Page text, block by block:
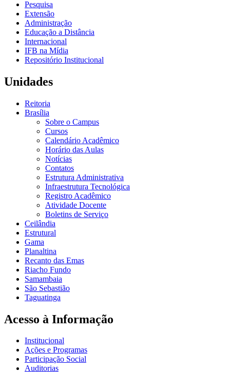
Pesquisa
Extensão
Administração
Educação a Distância
Internacional
IFB na Mídia
Repositório Institucional
Unidades
Reitoria
Brasília
Sobre o Campus
Cursos
Calendário Acadêmico
Horário das Aulas
Notícias
Contatos
Estrutura Administrativa
Infraestrutura Tecnológica
Registro Acadêmico
Atividade Docente
Boletins de Serviço
Ceilândia
Estrutural
Gama
Planaltina
Recanto das Emas
Riacho Fundo
Samambaia
São Sebastião
Taguatinga
Acesso à Informação
Institucional
Ações e Programas
Participação Social
Auditorias